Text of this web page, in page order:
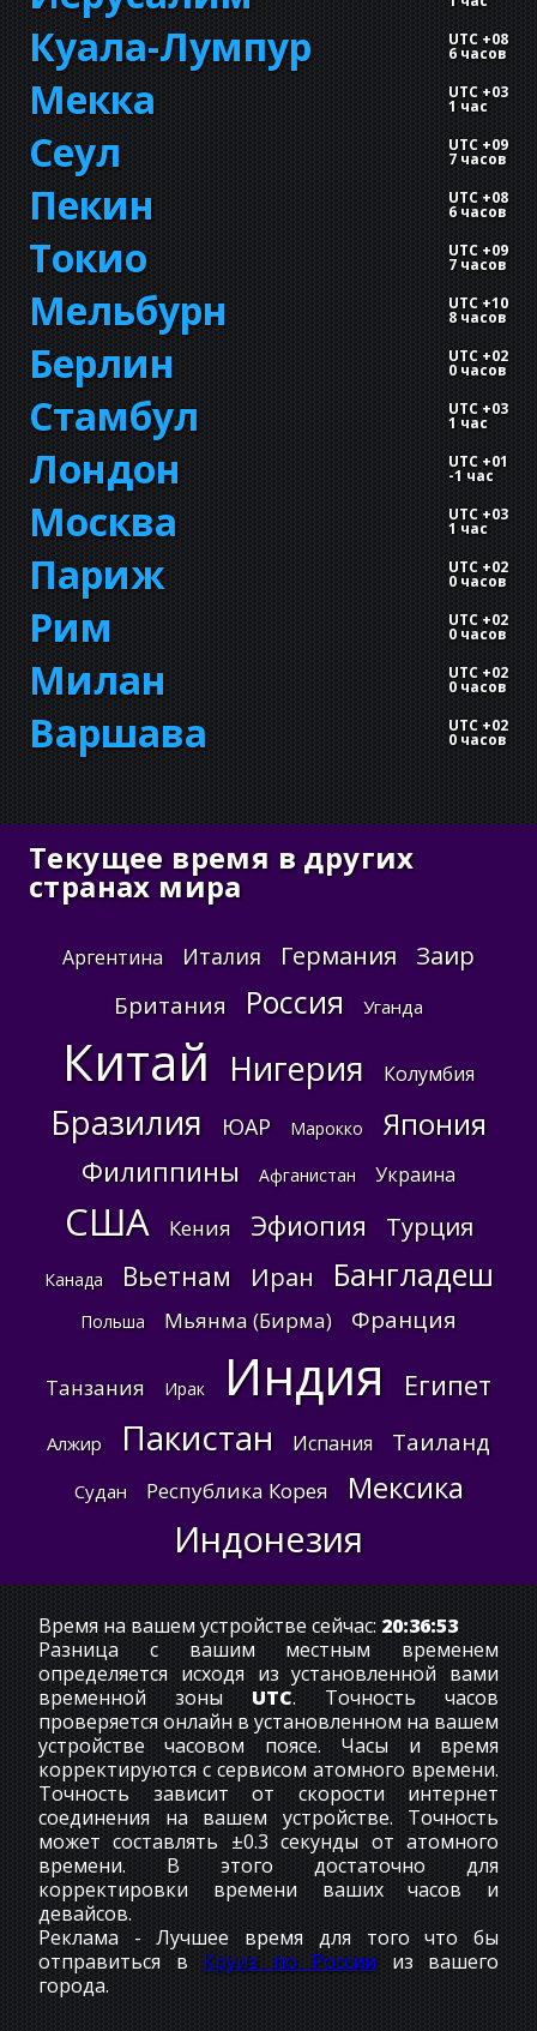
Куала-Лумпур UTC +08
6 часов
Мекка UTC +03
1 час
Сеул UTC +09
7 часов
Пекин UTC +08
6 часов
Токио UTC +09
7 часов
Мельбурн UTC +10
8 часов
Берлин UTC +02
0 часов
Стамбул UTC +03
1 час
Лондон UTC +01
-1 час
Москва UTC +03
1 час
Париж UTC +02
0 часов
Рим UTC +02
0 часов
Милан UTC +02
0 часов
Варшава UTC +02
0 часов
Текущее время в других
странах мира
Аргентина Италия Германия Заир
Британия Россия Уганда
Китай Нигерия Колумбия
Бразилия ЮАР Марокко Япония
Филиппины Афганистан Украина
США Кения Эфиопия Турция
Канада Вьетнам Иран Бангладеш
Польша Мьянма (Бирма) Франция
Танзания Ирак Индия Египет
Алжир Пакистан Испания Таиланд
Судан Республика Корея Мексика
Индонезия
Время на вашем устройстве сейчас: 20:36:54
Разница с вашим местным временем
определяется исходя из установленной вами
временной зоны UTC. Точность часов
проверяется онлайн в установленном на вашем
устройстве часовом поясе. Часы и время
корректируются с сервисом атомного времени.
Точность зависит от скорости интернет
соединения на вашем устройстве. Точность
может составлять ±0.3 секунды от атомного
времени. В этого достаточно для
корректировки времени ваших часов и
девайсов.
Реклама - Лучшее время для того что бы
отправиться в Круиз по России из вашего
города.